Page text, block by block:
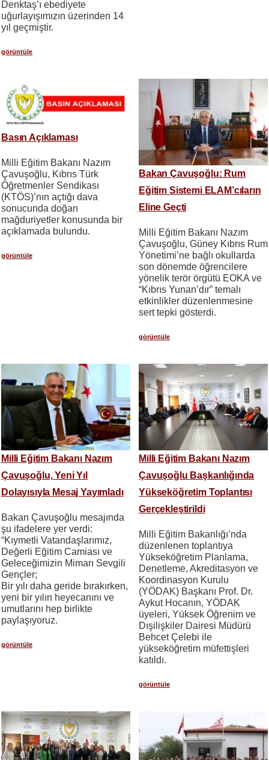
Denktaş’ı ebediyete
uğurlayışımızın üzerinden 14
yıl geçmiştir.
görüntüle
Basın Açıklaması
Milli Eğitim Bakanı Nazım
Çavuşoğlu, Kıbrıs Türk
Öğretmenler Sendikası
(KTÖS)’nın açtığı dava
sonucunda doğan
mağduriyetler konusunda bir
açıklamada bulundu.
görüntüle
Bakan Çavuşoğlu: Rum
Eğitim Sistemi ELAM’cıların
Eline Geçti
Milli Eğitim Bakanı Nazım
Çavuşoğlu, Güney Kıbrıs Rum
Yönetimi’ne bağlı okullarda
son dönemde öğrencilere
yönelik terör örgütü EOKA ve
“Kıbrıs Yunan’dır” temalı
etkinlikler düzenlenmesine
sert tepki gösterdi.
görüntüle
Milli Eğitim Bakanı Nazım
Çavuşoğlu, Yeni Yıl
Dolayısıyla Mesaj Yayımladı
Bakan Çavuşoğlu mesajında
şu ifadelere yer verdi:
“Kıymetli Vatandaşlarımız,
Değerli Eğitim Camiası ve
Geleceğimizin Mimarı Sevgili
Gençler;
Bir yılı daha geride bırakırken,
yeni bir yılın heyecanını ve
umutlarını hep birlikte
paylaşıyoruz.
görüntüle
Milli Eğitim Bakanı Nazım
Çavuşoğlu Başkanlığında
Yükseköğretim Toplantısı
Gerçekleştirildi
Milli Eğitim Bakanlığı’nda
düzenlenen toplantıya
Yükseköğretim Planlama,
Denetleme, Akreditasyon ve
Koordinasyon Kurulu
(YÖDAK) Başkanı Prof. Dr.
Aykut Hocanın, YÖDAK
üyeleri, Yüksek Öğrenim ve
Dışilişkiler Dairesi Müdürü
Behcet Çelebi ile
yükseköğretim müfettişleri
katıldı.
görüntüle